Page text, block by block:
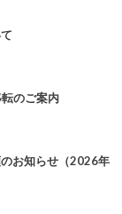
のご案内
お知らせ（2026年